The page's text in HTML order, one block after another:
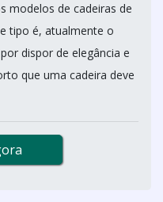
modelos de cadeiras de
tipo é, atualmente o
dispor de elegância e
que uma cadeira deve